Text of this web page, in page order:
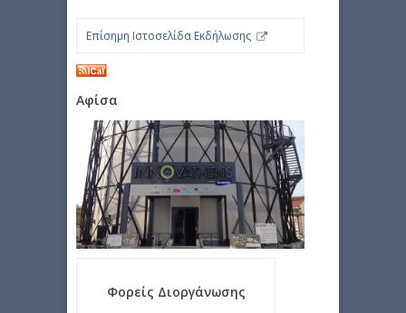
Επίσημη Ιστοσελίδα Εκδήλωσης
Αφίσα
Φορείς Διοργάνωσης